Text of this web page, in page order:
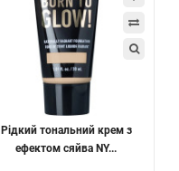
Рідкий тональний крем з
ефектом сяйва NY...